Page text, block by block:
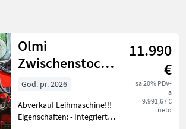
Država
9
Olmi
Zwischenstockfräse
zweiseitig
11.990
€
sa 20% PDV-
a
9.991,67 €
neto
God. pr. 2026
Abverkauf Leihmaschine!!!
Eigenschaften: - Integriertes